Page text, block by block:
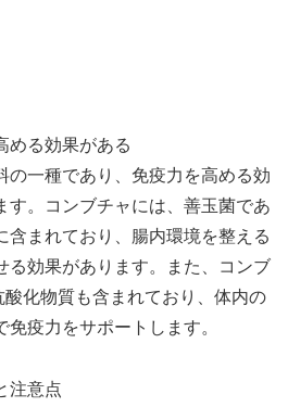
める効果がある
の一種であり、免疫力を高める効
す。コンブチャには、善玉菌であ
含まれており、腸内環境を整える
る効果があります。また、コンブ
化物質も含まれており、体内の
疫力をサポートします。
注意点